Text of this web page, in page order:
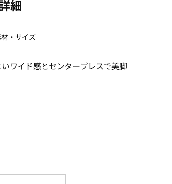
細
・サイズ
ワイド感とセンタープレスで美脚